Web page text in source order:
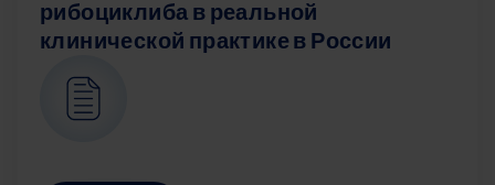
рибоциклиба в реальной
клинической практике в России